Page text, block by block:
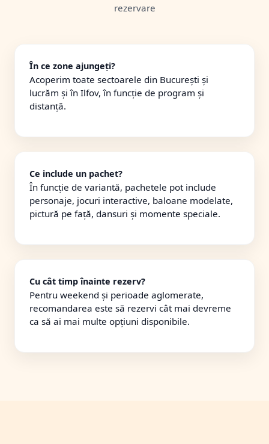
rezervare
În ce zone ajungeți?
Acoperim toate sectoarele din București și
lucrăm și în Ilfov, în funcție de program și
distanță.
Ce include un pachet?
În funcție de variantă, pachetele pot include
personaje, jocuri interactive, baloane modelate,
pictură pe față, dansuri și momente speciale.
Cu cât timp înainte rezerv?
Pentru weekend și perioade aglomerate,
recomandarea este să rezervi cât mai devreme
ca să ai mai multe opțiuni disponibile.